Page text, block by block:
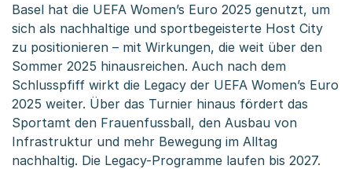
Basel hat die UEFA Women’s Euro 2025 genutzt, um
sich als nachhaltige und sportbegeisterte Host City
zu positionieren – mit Wirkungen, die weit über den
Sommer 2025 hinausreichen. Auch nach dem
Schlusspfiff wirkt die Legacy der UEFA Women’s Euro
2025 weiter. Über das Turnier hinaus fördert das
Sportamt den Frauenfussball, den Ausbau von
Infrastruktur und mehr Bewegung im Alltag
nachhaltig. Die Legacy-Programme laufen bis 2027.